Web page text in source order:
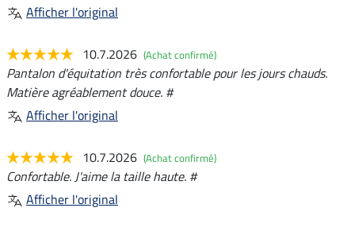
Afficher l'original
10.7.2026 (Achat confirmé)
Pantalon d'équitation très confortable pour les jours chauds.
Matière agréablement douce. #
Afficher l'original
10.7.2026 (Achat confirmé)
Confortable. J'aime la taille haute. #
Afficher l'original